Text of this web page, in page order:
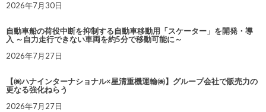
2026年7月30日
自動車船の荷役中断を抑制する自動車移動用「スケーター」を開発・導
入 ～自力走行できない車両を約5分で移動可能に～
2026年7月27日
【㈱ハナインターナショナル×星清重機運輸㈱】グループ会社で販売力の
更なる強化ねらう
2026年7月27日